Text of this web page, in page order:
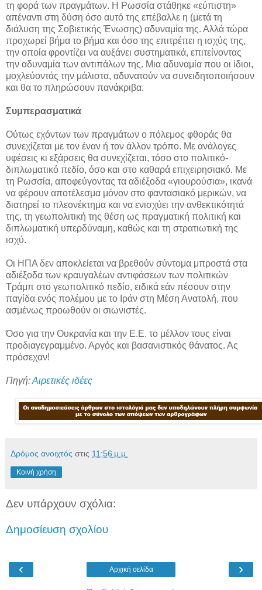
τη φορά των πραγμάτων. Η Ρωσσία στάθηκε «εύπιστη»
απέναντι στη δύση όσο αυτό της επέβαλλε η (μετά τη
διάλυση της Σοβιετικής Ένωσης) αδυναμία της. Αλλά τώρα
προχωρεί βήμα το βήμα και όσο της επιτρέπει η ισχύς της,
την οποία φροντίζει να αυξάνει συστηματικά, επιτείνοντας
την αδυναμία των αντιπάλων της. Μια αδυναμία που οι ίδιοι,
μοχλεύοντάς την μάλιστα, αδυνατούν να συνειδητοποιήσουν
και θα το πληρώσουν πανάκριβα.
Συμπερασματικά
Ούτως εχόντων των πραγμάτων ο πόλεμος φθοράς θα
συνεχίζεται με τον έναν ή τον άλλον τρόπο. Με ανάλογες
υφέσεις κι εξάρσεις θα συνεχίζεται, τόσο στο πολιτικό-
διπλωματικό πεδίο, όσο και στο καθαρά επιχειρησιακό. Με
τη Ρωσσία, αποφεύγοντας τα αδιέξοδα «γιουρούσια», ικανά
να φέρουν αποτέλεσμα μόνον στο φαντασιακό μερικών, να
διατηρεί το πλεονέκτημα και να ενισχύει την ανθεκτικότητά
της, τη γεωπολιτική της θέση ως πραγματική πολιτική και
διπλωματική υπερδύναμη, καθώς και τη στρατιωτική της
ισχύ.
Οι ΗΠΑ δεν αποκλείεται να βρεθούν σύντομα μπροστά στα
αδιέξοδα των κραυγαλέων αντιφάσεων των πολιτικών
Τράμπ στο γεωπολιτικό πεδίο, ειδικά εάν πέσουν στην
παγίδα ενός πολέμου με το Ιράν στη Μέση Ανατολή, που
ασμένως προωθούν οι σιωνιστές.
Όσο για την Ουκρανία και την Ε.Ε. το μέλλον τους είναι
προδιαγεγραμμένο. Αργός και βασανιστικός θάνατος. Ας
πρόσεχαν!
Πηγή:Αιρετικές ιδέες
Δρόμος ανοιχτός στις 11:56 μ.μ.
Κοινή χρήση
Δεν υπάρχουν σχόλια:
Δημοσίευση σχολίου
‹ ›
Αρχική σελίδα